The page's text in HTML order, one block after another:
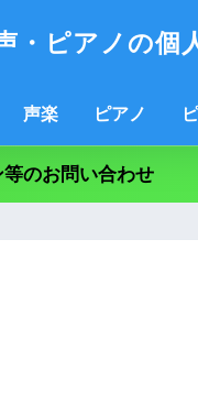
・ピアノの個
声楽 ピアノ
のお問い合わせ